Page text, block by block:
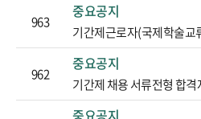
963
중요공지
기간제근로자(국제학술교
962
중요공지
중요공지